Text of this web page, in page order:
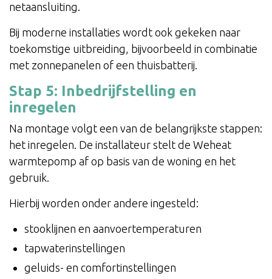
netaansluiting.
Bij moderne installaties wordt ook gekeken naar
toekomstige uitbreiding, bijvoorbeeld in combinatie
met zonnepanelen of een thuisbatterij.
Stap 5: Inbedrijfstelling en
inregelen
Na montage volgt een van de belangrijkste stappen:
het inregelen. De installateur stelt de Weheat
warmtepomp af op basis van de woning en het
gebruik.
Hierbij worden onder andere ingesteld:
stooklijnen en aanvoertemperaturen
tapwaterinstellingen
geluids- en comfortinstellingen